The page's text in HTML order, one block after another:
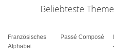
Beliebteste
Französisches
Alphabet
Passé Composé